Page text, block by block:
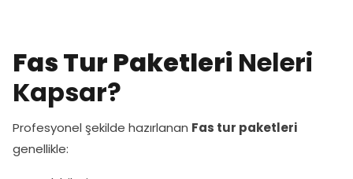
Fas Tur Paketleri Neleri
Kapsar?
Profesyonel şekilde hazırlanan Fas tur paketleri
genellikle: